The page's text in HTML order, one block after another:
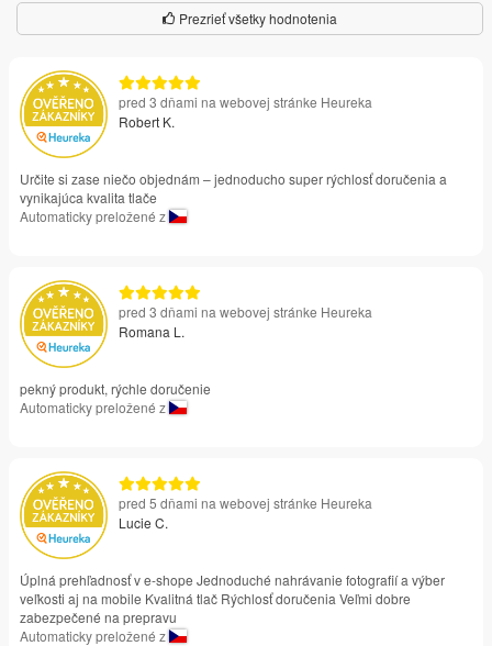
Prezrieť všetky hodnotenia
pred 3 dňami na webovej stránke Heureka
Robert K.
Určite si zase niečo objednám – jednoducho super rýchlosť doručenia a
vynikajúca kvalita tlače
Automaticky preložené z
pred 3 dňami na webovej stránke Heureka
Romana L.
pekný produkt, rýchle doručenie
Automaticky preložené z
pred 5 dňami na webovej stránke Heureka
Lucie C.
Úplná prehľadnosť v e-shope Jednoduché nahrávanie fotografií a výber
veľkosti aj na mobile Kvalitná tlač Rýchlosť doručenia Veľmi dobre
zabezpečené na prepravu
Automaticky preložené z